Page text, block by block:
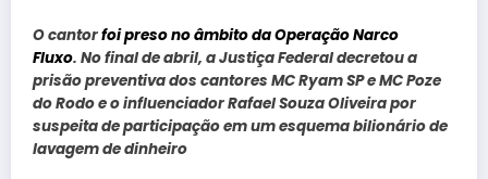
O cantorfoi preso no âmbito da Operação Narco
Fluxo. No final de abril, a Justiça Federal decretou a
prisão preventiva dos cantores MC Ryam SP e MC Poze
do Rodo e o influenciador Rafael Souza Oliveira por
suspeita de participação em um esquema bilionário de
lavagem de dinheiro